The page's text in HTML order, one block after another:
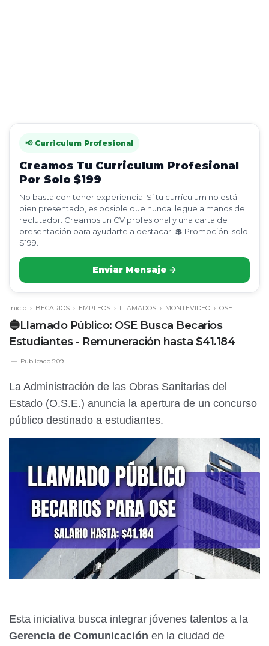
📢 Curriculum Profesional
Creamos Tu Curriculum Profesional
Por Solo $199
No basta con tener experiencia. Si tu currículum no está
bien presentado, es posible que nunca llegue a manos del
reclutador. Creamos un CV profesional y una carta de
presentación para ayudarte a destacar. 💲 Promoción: solo
$199.
Enviar Mensaje →
Inicio › BECARIOS › EMPLEOS › LLAMADOS › MONTEVIDEO › OSE
🔵Llamado Público: OSE Busca Becarios
Estudiantes - Remuneración hasta $41.184
Publicado 5:09
La Administración de las Obras Sanitarias del
Estado (O.S.E.) anuncia la apertura de un concurso
público destinado a estudiantes.
Esta iniciativa busca integrar jóvenes talentos a la
Gerencia de Comunicación en la ciudad de